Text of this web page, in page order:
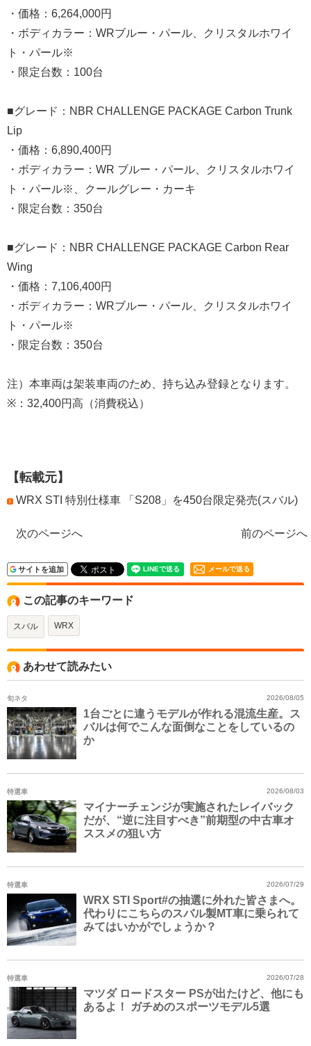
・価格：6,264,000円
・ボディカラー：WRブルー・パール、クリスタルホワイ
ト・パール※
・限定台数：100台
■グレード：NBR CHALLENGE PACKAGE Carbon Trunk
Lip
・価格：6,890,400円
・ボディカラー：WR ブルー・パール、クリスタルホワイ
ト・パール※、クールグレー・カーキ
・限定台数：350台
■グレード：NBR CHALLENGE PACKAGE Carbon Rear
Wing
・価格：7,106,400円
・ボディカラー：WRブルー・パール、クリスタルホワイ
ト・パール※
・限定台数：350台
注）本車両は架装車両のため、持ち込み登録となります。
※：32,400円高（消費税込）
【転載元】
WRX STI 特別仕様車 「S208」を450台限定発売(スバル)
次のページへ 前のページへ
サイトを追加 メールで送る
この記事のキーワード
スバル WRX
あわせて読みたい
旬ネタ
1台ごとに違うモデルが作れる混流生産。ス
バルは何でこんな面倒なことをしているの
か
2026/08/05
特選車
マイナーチェンジが実施されたレイバック
だが、“逆に注目すべき”前期型の中古車オ
ススメの狙い方
2026/08/03
特選車
WRX STI Sport#の抽選に外れた皆さまへ。
代わりにこちらのスバル製MT車に乗られて
みてはいかがでしょうか？
2026/07/29
特選車
マツダ ロードスター PSが出たけど、他にも
あるよ！ ガチめのスポーツモデル5選
2026/07/28